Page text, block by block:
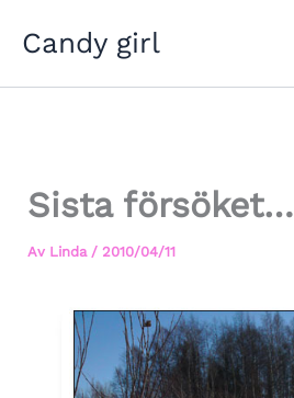
Candy girl
Sista försöket…
Av Linda / 2010/04/11